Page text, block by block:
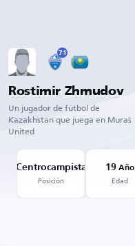
71
Rostimir Zhmudov
Un jugador de fútbol de
Kazakhstan que juega en Muras
United
Centrocampista
Posición
19 Año
Edad